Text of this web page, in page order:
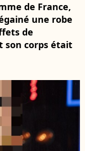
de France,
une robe
de
son corps était